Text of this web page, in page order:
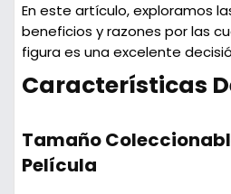
En este artículo, exploramos
beneficios y razones por las
figura es una excelente
Características
Tamaño
Película